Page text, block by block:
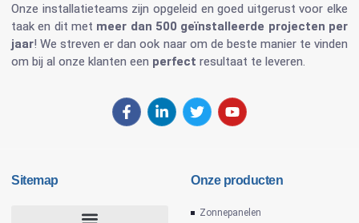
Onze installatieteams zijn opgeleid en goed uitgerust voor elke
taak en dit met meer dan 500 geïnstalleerde projecten per
jaar! We streven er dan ook naar om de beste manier te vinden
om bij al onze klanten een perfect resultaat te leveren.
Sitemap Onze producten
Zonnepanelen